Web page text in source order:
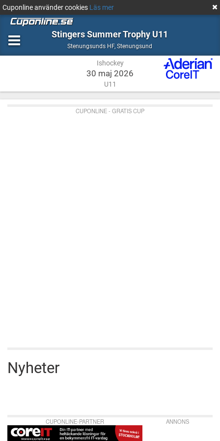
Cuponline använder cookies Läs mer
Stingers Summer Trophy U11
Stenungsunds HF,Ishockey
Stenungsund
Ishockey
30 maj 2026
U11
CUPONLINE - GRATIS CUP
Nyheter
CUPONLINE-PARTNER ANNONS